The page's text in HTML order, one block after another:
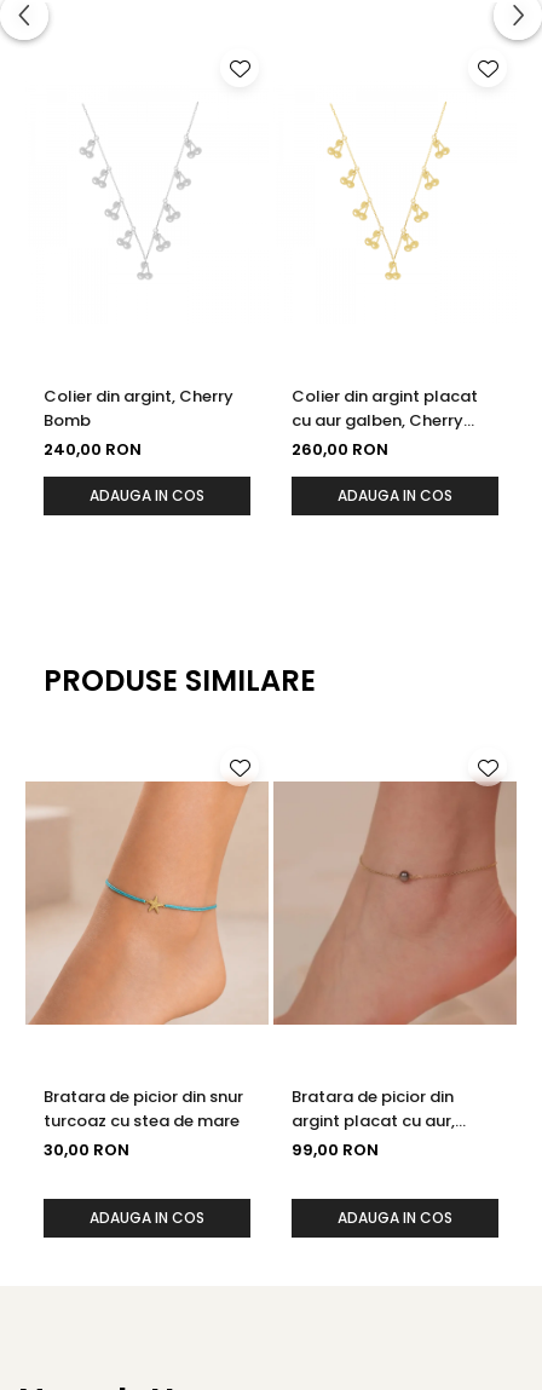
Colier din argint, Cherry
Bomb
240,00 RON
ADAUGA IN COS
Colier din argint placat
cu aur galben, Cherry
Bomb
260,00 RON
ADAUGA IN COS
PRODUSE SIMILARE
Bratara de picior din snur
turcoaz cu stea de mare
30,00 RON
ADAUGA IN COS
Bratara de picior din
argint placat cu aur,
perla neagra de cultura,
99,00 RON
ADAUGA IN COS